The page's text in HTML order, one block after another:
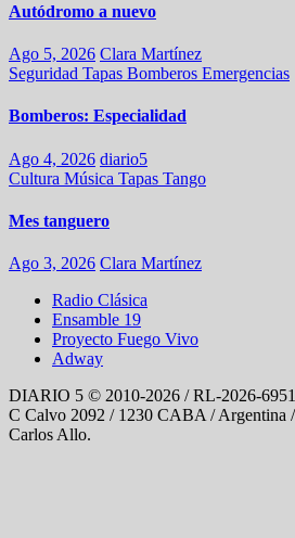
Autódromo a nuevo
Ago 5, 2026 Clara Martínez
Seguridad Tapas Bomberos Emergencias
Bomberos: Especialidad
Ago 4, 2026 diario5
Cultura Música Tapas Tango
Mes tanguero
Ago 3, 2026 Clara Martínez
Radio Clásica
Ensamble 19
Proyecto Fuego Vivo
Adway
DIARIO 5 © 2010-2026 / RL-2026-
C Calvo 2092 / 1230 CABA / Argentina
Carlos Allo.